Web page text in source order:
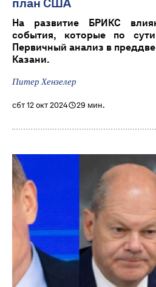
план США
На развитие БРИКС
события, которые по
Первичный анализ в
Казани.
Питер Хензелер
сбт 12 окт 2024 29 мин.